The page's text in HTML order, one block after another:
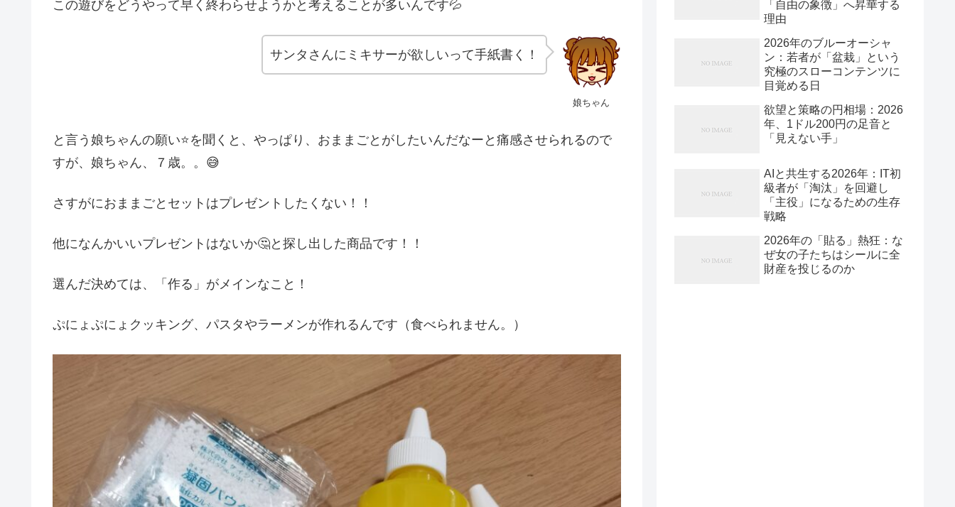
この遊びをどうやって早く終わらせようかと考えることが多いんです💦
娘ちゃん
サンタさんにミキサーが欲しいって手紙書く！
と言う娘ちゃんの願い⭐を聞くと、やっぱり、おままごとがしたいんだなーと痛感させられるので
すが、娘ちゃん、７歳。。😅
さすがにおままごとセットはプレゼントしたくない！！
他になんかいいプレゼントはないか🤔と探し出した商品です！！
選んだ決めては、「作る」がメインなこと！
ぷにょぷにょクッキング、パスタやラーメンが作れるんです（食べられません。）
「自由の象徴」へ昇華する
理由
2026年のブルーオーシャ
ン：若者が「盆栽」という
究極のスローコンテンツに
目覚める日
欲望と策略の円相場：2026
年、1ドル200円の足音と
「見えない手」
AIと共生する2026年：IT初
級者が「淘汰」を回避し
「主役」になるための生存
戦略
2026年の「貼る」熱狂：な
ぜ女の子たちはシールに全
財産を投じるのか